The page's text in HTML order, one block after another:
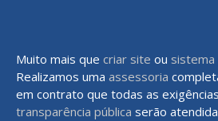
Muito mais que criar site ou
Realizamos uma assessoria
em contrato que todas as
transparência pública serão